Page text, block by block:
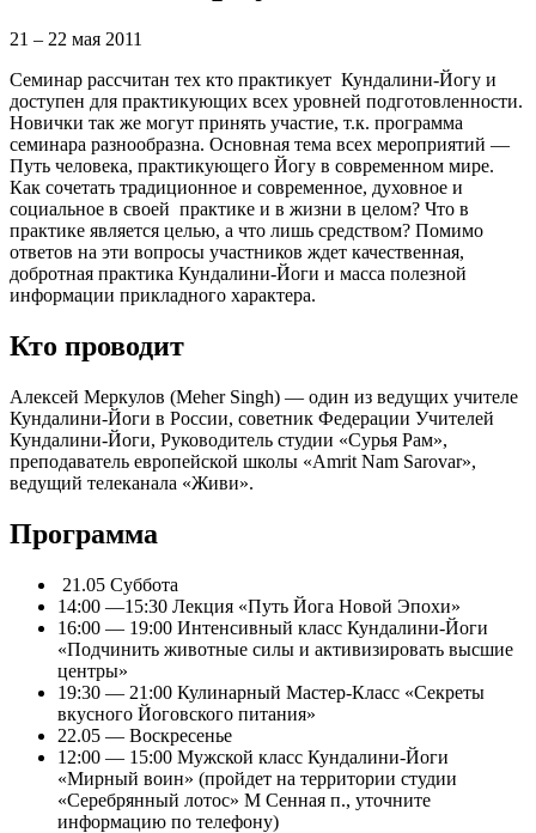
21 – 22 мая 2011
Семинар рассчитан тех кто практикует Кундалини-Йогу и
доступен для практикующих всех уровней подготовленности.
Новички так же могут принять участие, т.к. программа
семинара разнообразна. Основная тема всех мероприятий —
Путь человека, практикующего Йогу в современном мире.
Как сочетать традиционное и современное, духовное и
социальное в своей практике и в жизни в целом? Что в
практике является целью, а что лишь средством? Помимо
ответов на эти вопросы участников ждет качественная,
добротная практика Кундалини-Йоги и масса полезной
информации прикладного характера.
Кто проводит
Алексей Меркулов (Meher Singh) — один из ведущих учителе
Кундалини-Йоги в России, советник Федерации Учителей
Кундалини-Йоги, Руководитель студии «Сурья Рам»,
преподаватель европейской школы «Amrit Nam Sarovar»,
ведущий телеканала «Живи».
Программа
21.05 Суббота
14:00 —15:30 Лекция «Путь Йога Новой Эпохи»
16:00 — 19:00 Интенсивный класс Кундалини-Йоги
«Подчинить животные силы и активизировать высшие
центры»
19:30 — 21:00 Кулинарный Мастер-Класс «Секреты
вкусного Йоговского питания»
22.05 — Воскресенье
12:00 — 15:00 Мужской класс Кундалини-Йоги
«Мирный воин» (пройдет на территории студии
«Серебрянный лотос» М Сенная п., уточните
информацию по телефону)